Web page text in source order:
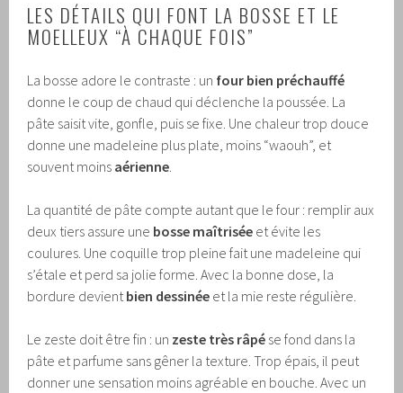
LES DÉTAILS QUI FONT LA BOSSE ET LE
MOELLEUX “À CHAQUE FOIS”
La bosse adore le contraste : un four bien préchauffé
donne le coup de chaud qui déclenche la poussée. La
pâte saisit vite, gonfle, puis se fixe. Une chaleur trop douce
donne une madeleine plus plate, moins “waouh”, et
souvent moins aérienne.
La quantité de pâte compte autant que le four : remplir aux
deux tiers assure une bosse maîtrisée et évite les
coulures. Une coquille trop pleine fait une madeleine qui
s’étale et perd sa jolie forme. Avec la bonne dose, la
bordure devientbien dessinée et la mie reste régulière.
Le zeste doit être fin : un zeste très râpé se fond dans la
pâte et parfume sans gêner la texture. Trop épais, il peut
donner une sensation moins agréable en bouche. Avec un